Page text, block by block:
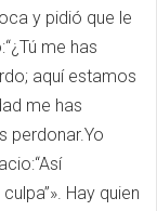
y pidió que le
me has
aquí estamos
me has
perdonar.Yo
Hay quien